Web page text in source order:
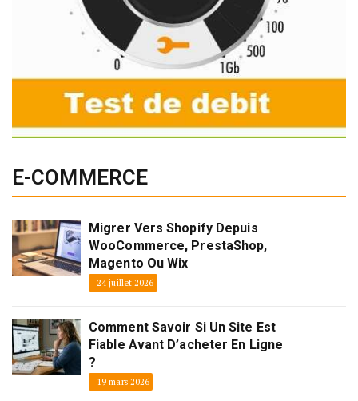
E-COMMERCE
Migrer Vers Shopify Depuis
WooCommerce, PrestaShop,
Magento Ou Wix
24 juillet 2026
Comment Savoir Si Un Site Est
Fiable Avant D’acheter En Ligne
?
19 mars 2026